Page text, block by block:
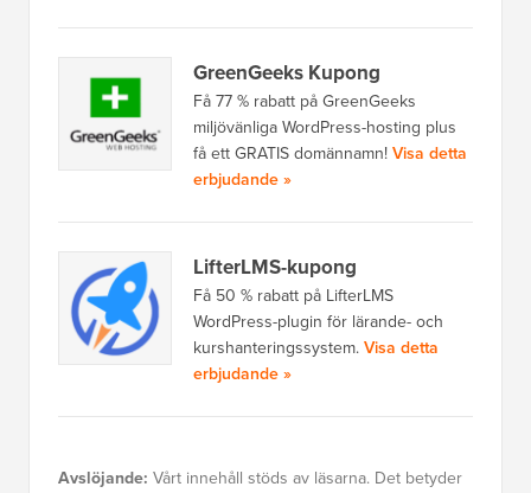
GreenGeeks Kupong
Få 77 % rabatt på GreenGeeks
miljövänliga WordPress-hosting plus
få ett GRATIS domännamn!Visa detta
erbjudande »
LifterLMS-kupong
Få 50 % rabatt på LifterLMS
WordPress-plugin för lärande- och
kurshanteringssystem.Visa detta
erbjudande »
Avslöjande: Vårt innehåll stöds av läsarna. Det betyder